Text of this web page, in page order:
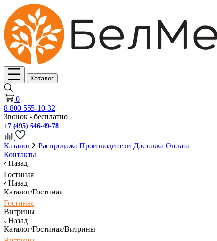
Каталог
0
8 800 555-10-32
Звонок - бесплатно
+7 (495) 646-49-78
Каталог Распродажа Производители Доставка Оплата
Контакты
Назад
Гостиная
Назад
Каталог/Гостиная
Гостиная
Витрины
Назад
Каталог/Гостиная/Витрины